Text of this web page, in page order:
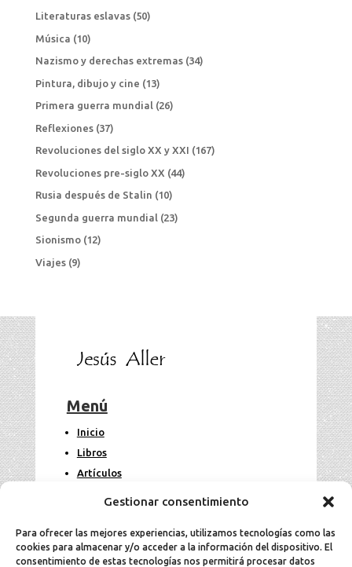
Gestionar consentimiento
Para ofrecer las mejores experiencias, utilizamos tecnologías como las
cookies para almacenar y/o acceder a la información del dispositivo. El
consentimiento de estas tecnologías nos permitirá procesar datos
Literaturas eslavas(50)
Música (10)
Nazismo y derechas extremas(34)
Pintura, dibujo y cine (13)
Primera guerra mundial(26)
Reflexiones(37)
Revoluciones del siglo XX y XXI (167)
Revoluciones pre-siglo XX (44)
Rusia después de Stalin (10)
Segunda guerra mundial (23)
Sionismo(12)
Viajes(9)
Menú
Inicio
Libros
Artículos